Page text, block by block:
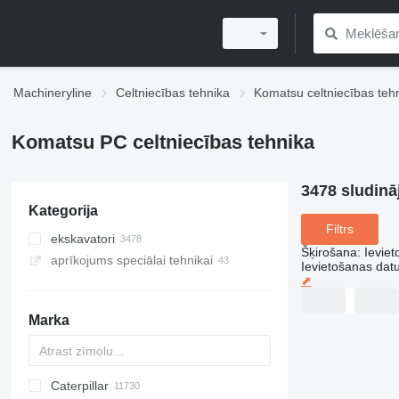
Machineryline Celtniecības tehnika Komatsu celtniecības
Komatsu PC celtniecības tehnika
Kategorija
ekskavatori
kāpurķēžu ekskavatori
ekskavatori ar garu strēli
riteņu ekskavatori
ekskavatori ēku nojaukšanai
ekskavātori-amfībijas
aprīkojums speciālai tehnikai
Marka
Titan
AL
SP
AX
X-Series
AFW
HD
FlexiROC
1304
400 - series
BC
BG
BB
TW
463
GSH
Leonardo
AHK
K-series
CK
3.5
B-series
450
Caterpillar
3478
Filtrs
Šķirošana:
Ievietošanas
⬈